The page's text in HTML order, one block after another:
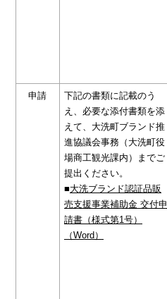
申請
下記の書類に記載のう
え、必要な添付書類を添
えて、大洗町ブランド推
進協議会事務（大洗町役
場商工観光課内）までご
提出ください。
■大洗ブランド認証品販
売支援事業補助金 交付申
請書（様式第1号）
（Word）